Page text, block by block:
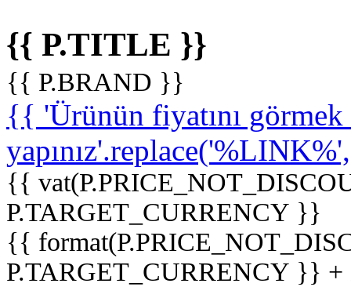
{{ P.TITLE }}
{{ P.BRAND }}
{{ 'Ürünün fiyatını
{{
P.TARGET_CURRENCY }}
{{
P.TARGET_CURRENCY }}